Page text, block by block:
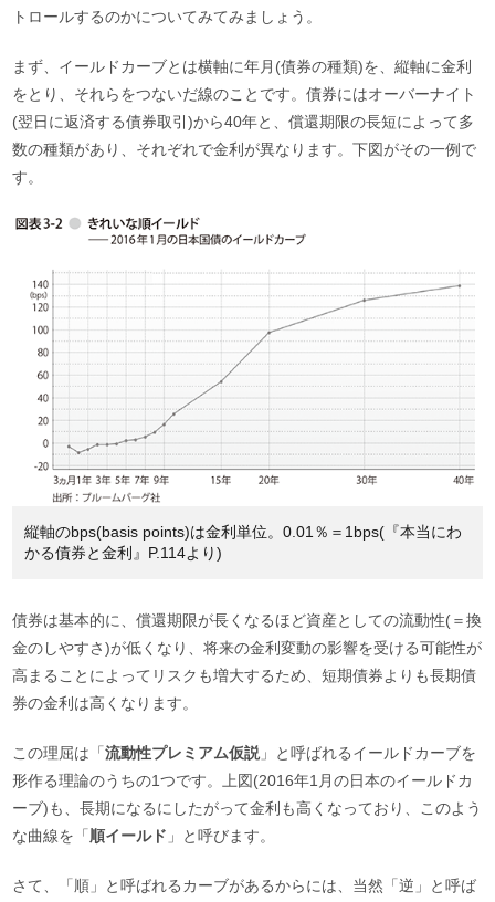
トロールするのかについてみてみましょう。
まず、イールドカーブとは横軸に年月(債券の種類)を、縦軸に金利
をとり、それらをつないだ線のことです。債券にはオーバーナイト
(翌日に返済する債券取引)から40年と、償還期限の長短によって多
数の種類があり、それぞれで金利が異なります。下図がその一例で
す。
縦軸のbps(basis points)は金利単位。0.01％＝1bps(『本当にわ
かる債券と金利』P.114より)
債券は基本的に、償還期限が長くなるほど資産としての流動性(＝換
金のしやすさ)が低くなり、将来の金利変動の影響を受ける可能性が
高まることによってリスクも増大するため、短期債券よりも長期債
券の金利は高くなります。
この理屈は「流動性プレミアム仮説 」と呼ばれるイールドカーブを
形作る理論のうちの1つです。上図(2016年1月の日本のイールドカ
ーブ)も、長期になるにしたがって金利も高くなっており、このよう
な曲線を「 順イールド 」と呼びます。
さて、「順」と呼ばれるカーブがあるからには、当然「逆」と呼ば